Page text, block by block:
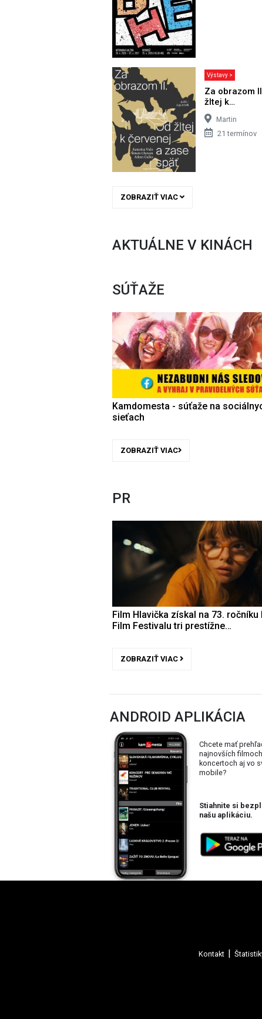
Výstavy >
Za obrazom
žltej k…
Martin
21 termínov
ZOBRAZIŤ VIAC
AKTUÁLNE V KINÁCH
SÚŤAŽE
Kamdomesta - súťaže na
sieťach
ZOBRAZIŤ VIAC
PR
Film Hlavička získal na 73. ročníku
Film Festivalu tri prestížne…
ZOBRAZIŤ VIAC
ANDROID APLIKÁCIA
Chcete mať
najnovších
koncertoch aj vo
mobile?
Stiahnite si
našu aplikáciu.
Kontakt